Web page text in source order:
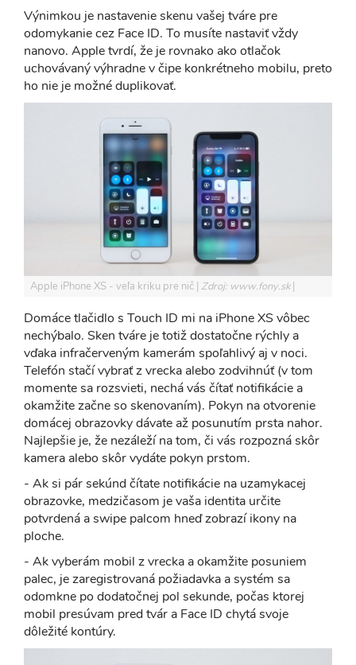
Výnimkou je nastavenie skenu vašej tváre pre
odomykanie cez Face ID. To musíte nastaviť vždy
nanovo. Apple tvrdí, že je rovnako ako otlačok
uchovávaný výhradne v čipe konkrétneho mobilu, preto
ho nie je možné duplikovať.
Apple iPhone XS - veľa kriku pre nič Zdroj: www.fony.sk
Domáce tlačidlo s Touch ID mi na iPhone XS vôbec
nechýbalo. Sken tváre je totiž dostatočne rýchly a
vďaka infračerveným kamerám spoľahlivý aj v noci.
Telefón stačí vybrať z vrecka alebo zodvihnúť (v tom
momente sa rozsvieti, nechá vás čítať notifikácie a
okamžite začne so skenovaním). Pokyn na otvorenie
domácej obrazovky dávate až posunutím prsta nahor.
Najlepšie je, že nezáleží na tom, či vás rozpozná skôr
kamera alebo skôr vydáte pokyn prstom.
- Ak si pár sekúnd čítate notifikácie na uzamykacej
obrazovke, medzičasom je vaša identita určite
potvrdená a swipe palcom hneď zobrazí ikony na
ploche.
- Ak vyberám mobil z vrecka a okamžite posuniem
palec, je zaregistrovaná požiadavka a systém sa
odomkne po dodatočnej pol sekunde, počas ktorej
mobil presúvam pred tvár a Face ID chytá svoje
dôležité kontúry.